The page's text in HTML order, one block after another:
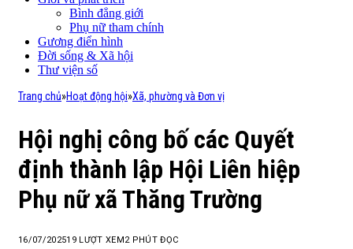
Bình đẳng giới
Phụ nữ tham chính
Gương điển hình
Đời sống & Xã hội
Thư viện số
Trang chủ»Hoạt động hội»Xã, phường và Đơn vị
Hội nghị công bố các Quyết
định thành lập Hội Liên hiệp
Phụ nữ xã Thăng Trường
16/07/202519 LƯỢT XEM 2 PHÚT ĐỌC